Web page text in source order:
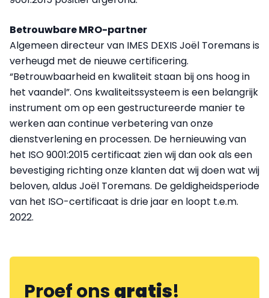
Betrouwbare MRO-partner
Algemeen directeur van IMES DEXIS Joël Toremans is
verheugd met de nieuwe certificering.
“Betrouwbaarheid en kwaliteit staan bij ons hoog in
het vaandel”. Ons kwaliteitssysteem is een belangrijk
instrument om op een gestructureerde manier te
werken aan continue verbetering van onze
dienstverlening en processen. De hernieuwing van
het ISO 9001:2015 certificaat zien wij dan ook als een
bevestiging richting onze klanten dat wij doen wat wij
beloven, aldus Joël Toremans. De geldigheidsperiode
van het ISO-certificaat is drie jaar en loopt t.e.m.
2022.
Proef onsgratis!